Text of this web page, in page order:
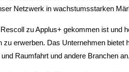
Netzwerk in wachstumsstarken
zu Applus+ gekommen ist und
erwerben. Das Unternehmen bietet
Raumfahrt und andere Branchen